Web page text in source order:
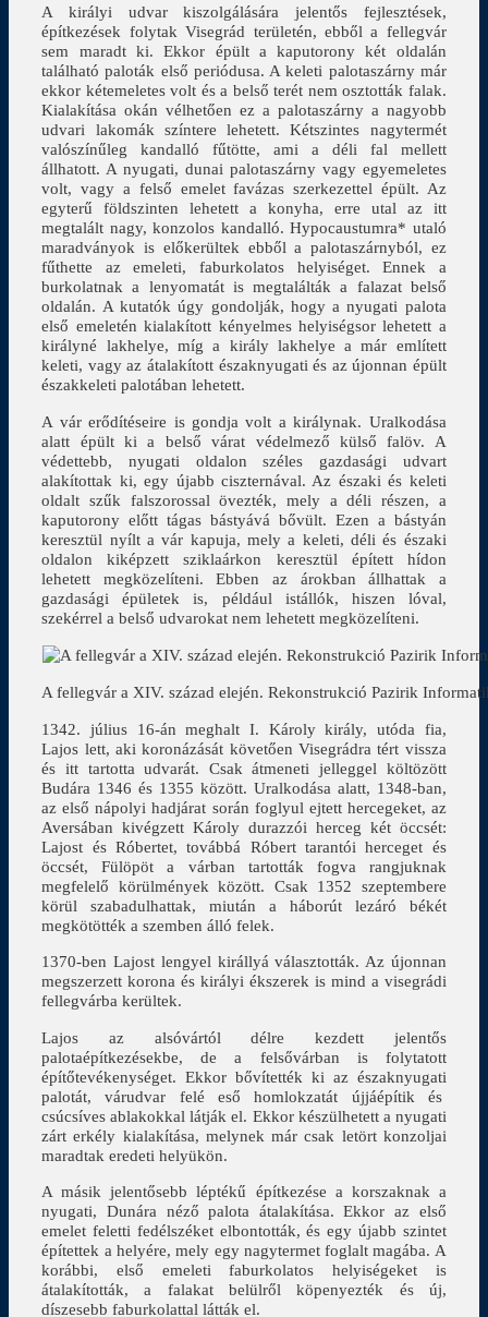
A királyi udvar kiszolgálására jelentős fejlesztések,
építkezések folytak Visegrád területén, ebből a fellegvár
sem maradt ki. Ekkor épült a kaputorony két oldalán
található paloták első periódusa. A keleti palotaszárny már
ekkor kétemeletes volt és a belső terét nem osztották falak.
Kialakítása okán vélhetően ez a palotaszárny a nagyobb
udvari lakomák színtere lehetett. Kétszintes nagytermét
valószínűleg kandalló fűtötte, ami a déli fal mellett
állhatott. A nyugati, dunai palotaszárny vagy egyemeletes
volt, vagy a felső emelet favázas szerkezettel épült. Az
egyterű földszinten lehetett a konyha, erre utal az itt
megtalált nagy, konzolos kandalló. Hypocaustumra* utaló
maradványok is előkerültek ebből a palotaszárnyból, ez
fűthette az emeleti, faburkolatos helyiséget. Ennek a
burkolatnak a lenyomatát is megtalálták a falazat belső
oldalán. A kutatók úgy gondolják, hogy a nyugati palota
első emeletén kialakított kényelmes helyiségsor lehetett a
királyné lakhelye, míg a király lakhelye a már említett
keleti, vagy az átalakított északnyugati és az újonnan épült
északkeleti palotában lehetett.
A vár erődítéseire is gondja volt a királynak. Uralkodása
alatt épült ki a belső várat védelmező külső falöv. A
védettebb, nyugati oldalon széles gazdasági udvart
alakítottak ki, egy újabb ciszternával. Az északi és keleti
oldalt szűk falszorossal övezték, mely a déli részen, a
kaputorony előtt tágas bástyává bővült. Ezen a bástyán
keresztül nyílt a vár kapuja, mely a keleti, déli és északi
oldalon kiképzett sziklaárkon keresztül épített hídon
lehetett megközelíteni. Ebben az árokban állhattak a
gazdasági épületek is, például istállók, hiszen lóval,
szekérrel a belső udvarokat nem lehetett megközelíteni.
A fellegvár a XIV. század elején. Rekonstrukció Pazirik
1342. július 16-án meghalt I. Károly király, utóda fia,
Lajos lett, aki koronázását követően Visegrádra tért vissza
és itt tartotta udvarát. Csak átmeneti jelleggel költözött
Budára 1346 és 1355 között. Uralkodása alatt, 1348-ban,
az első nápolyi hadjárat során foglyul ejtett hercegeket, az
Aversában kivégzett Károly durazzói herceg két öccsét:
Lajost és Róbertet, továbbá Róbert tarantói herceget és
öccsét, Fülöpöt a várban tartották fogva rangjuknak
megfelelő körülmények között. Csak 1352 szeptembere
körül szabadulhattak, miután a háborút lezáró békét
megkötötték a szemben álló felek.
1370-ben Lajost lengyel királlyá választották. Az újonnan
megszerzett korona és királyi ékszerek is mind a visegrádi
fellegvárba kerültek.
Lajos az alsóvártól délre kezdett jelentős
palotaépítkezésekbe, de a felsővárban is folytatott
építőtevékenységet. Ekkor bővítették ki az északnyugati
palotát, várudvar felé eső homlokzatát újjáépítik és
csúcsíves ablakokkal látják el. Ekkor készülhetett a nyugati
zárt erkély kialakítása, melynek már csak letört konzoljai
maradtak eredeti helyükön.
A másik jelentősebb léptékű építkezése a korszaknak a
nyugati, Dunára néző palota átalakítása. Ekkor az első
emelet feletti fedélszéket elbontották, és egy újabb szintet
építettek a helyére, mely egy nagytermet foglalt magába. A
korábbi, első emeleti faburkolatos helyiségeket is
átalakították, a falakat belülről köpenyezték és új,
díszesebb faburkolattal látták el.